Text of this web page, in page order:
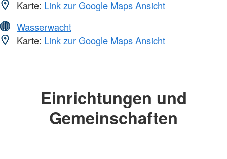
Karte: Link zur Google Maps Ansicht
Wasserwacht
Karte: Link zur Google Maps Ansicht
Einrichtungen und
Gemeinschaften